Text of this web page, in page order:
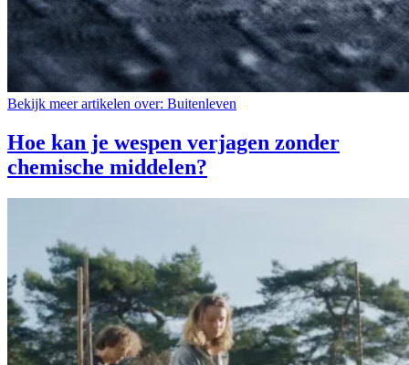
Bekijk meer artikelen over: Buitenleven
Hoe kan je wespen verjagen zonder
chemische middelen?